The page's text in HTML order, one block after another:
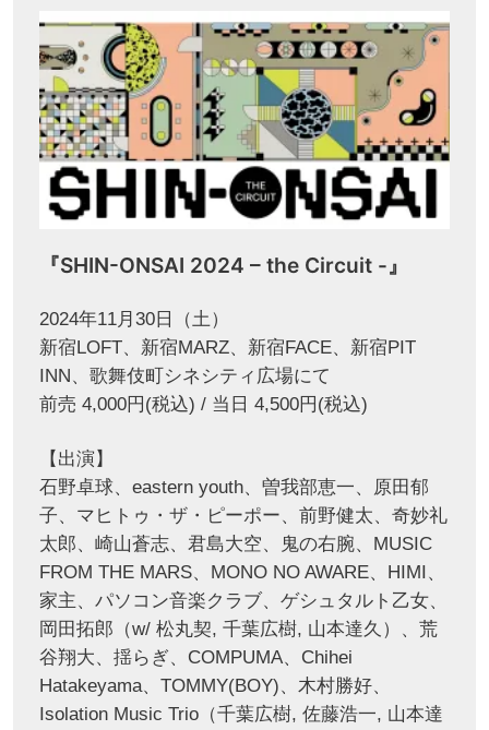
『SHIN-ONSAI 2024 – the Circuit -』
2024年11月30日（土）
新宿LOFT、新宿MARZ、新宿FACE、新宿PIT
INN、歌舞伎町シネシティ広場にて
前売 4,000円(税込) / 当日 4,500円(税込)
【出演】
石野卓球、eastern youth、曽我部恵一、原田郁
子、マヒトゥ・ザ・ピーポー、前野健太、奇妙礼
太郎、崎山蒼志、君島大空、鬼の右腕、MUSIC
FROM THE MARS、MONO NO AWARE、HIMI、
家主、パソコン音楽クラブ、ゲシュタルト乙女、
岡田拓郎（w/ 松丸契, 千葉広樹, 山本達久）、荒
谷翔大、揺らぎ、COMPUMA、Chihei
Hatakeyama、TOMMY(BOY)、木村勝好、
Isolation Music Trio（千葉広樹, 佐藤浩一, 山本達